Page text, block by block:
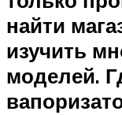
найти
изучить
моделей.